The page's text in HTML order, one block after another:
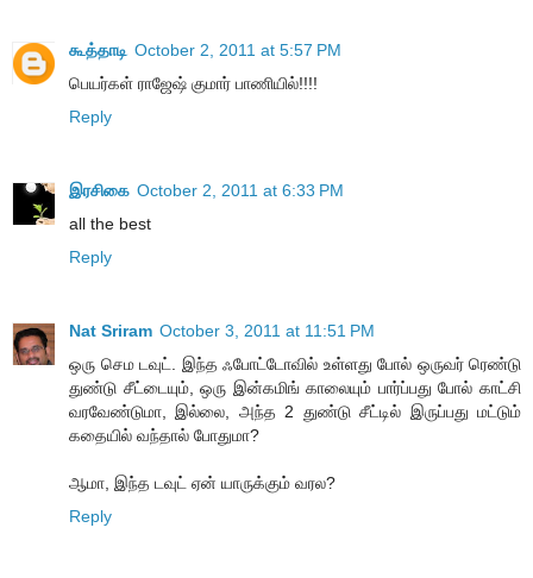
கூத்தாடி October 2, 2011 at 5:57 PM
பெயர்கள் ராஜேஷ் குமார் பாணியில்!!!!
Reply
இரசிகை October 2, 2011 at 6:33 PM
all the best
Reply
Nat Sriram October 3, 2011 at 11:51 PM
ஒரு செம டவுட். இந்த ஃபோட்டோவில் உள்ளது போல் ஒருவர் ரெண்டு
துண்டு சீட்டையும், ஒரு இன்கமிங் காலையும் பார்ப்பது போல் காட்சி
வரவேண்டுமா, இல்லை, அந்த 2 துண்டு சீட்டில் இருப்பது மட்டும்
கதையில் வந்தால் போதுமா?
ஆமா, இந்த டவுட் ஏன் யாருக்கும் வரல?
Reply